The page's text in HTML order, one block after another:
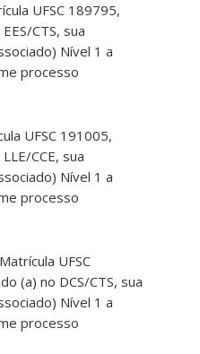
UFSC 189795,
CTS, sua
Nível 1 a
processo
UFSC 191005,
CCE, sua
Nível 1 a
processo
UFSC
(a) no DCS/CTS, sua
Nível 1 a
processo